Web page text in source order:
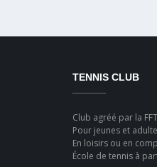
TENNIS CLUB
Club agréé par la FFT
Pour jeunes et
En loisirs ou en
École de tennis à